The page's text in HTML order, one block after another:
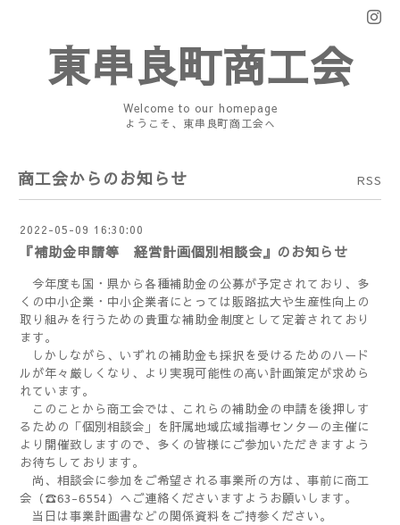
東串良町商工会
Welcome to our homepage
ようこそ、東串良町商工会へ
商工会からのお知らせ RSS
2022-05-09 16:30:00
『補助金申請等 経営計画個別相談会』のお知らせ
今年度も国・県から各種補助金の公募が予定されており、多
くの中小企業・中小企業者にとっては販路拡大や生産性向上の
取り組みを行うための貴重な補助金制度として定着されており
ます。
しかしながら、いずれの補助金も採択を受けるためのハード
ルが年々厳しくなり、より実現可能性の高い計画策定が求めら
れています。
このことから商工会では、これらの補助金の申請を後押しす
るための「個別相談会」を肝属地域広域指導センターの主催に
より開催致しますので、多くの皆様にご参加いただきますよう
お待ちしております。
尚、相談会に参加をご希望される事業所の方は、事前に商工
会（☎63-6554）へご連絡くださいますようお願いします。
当日は事業計画書などの関係資料をご持参ください。